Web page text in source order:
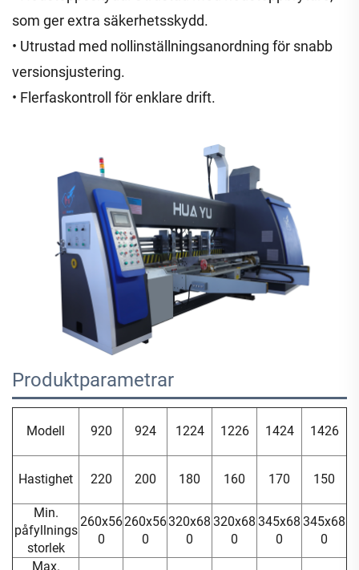
som ger extra säkerhetsskydd.
• Utrustad med nollinställningsanordning för snabb
versionsjustering.
• Flerfaskontroll för enklare drift.
Produktparametrar
Modell 920 924 1224 1226 1424 1426
Hastighet 220 200 180 160 170 150
Min.
påfyllnings
storlek
260x56
0
260x56
0
320x68
0
320x68
0
345x68
0
345x68
0
Max.